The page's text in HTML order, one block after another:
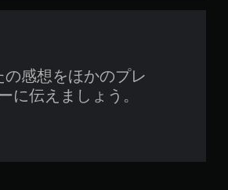
の感想をほかのプレ
に伝えましょう。